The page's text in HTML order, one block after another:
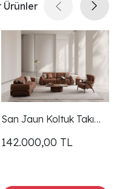
Ürünler
San Jaun Koltuk Takımı
142.000,00 TL